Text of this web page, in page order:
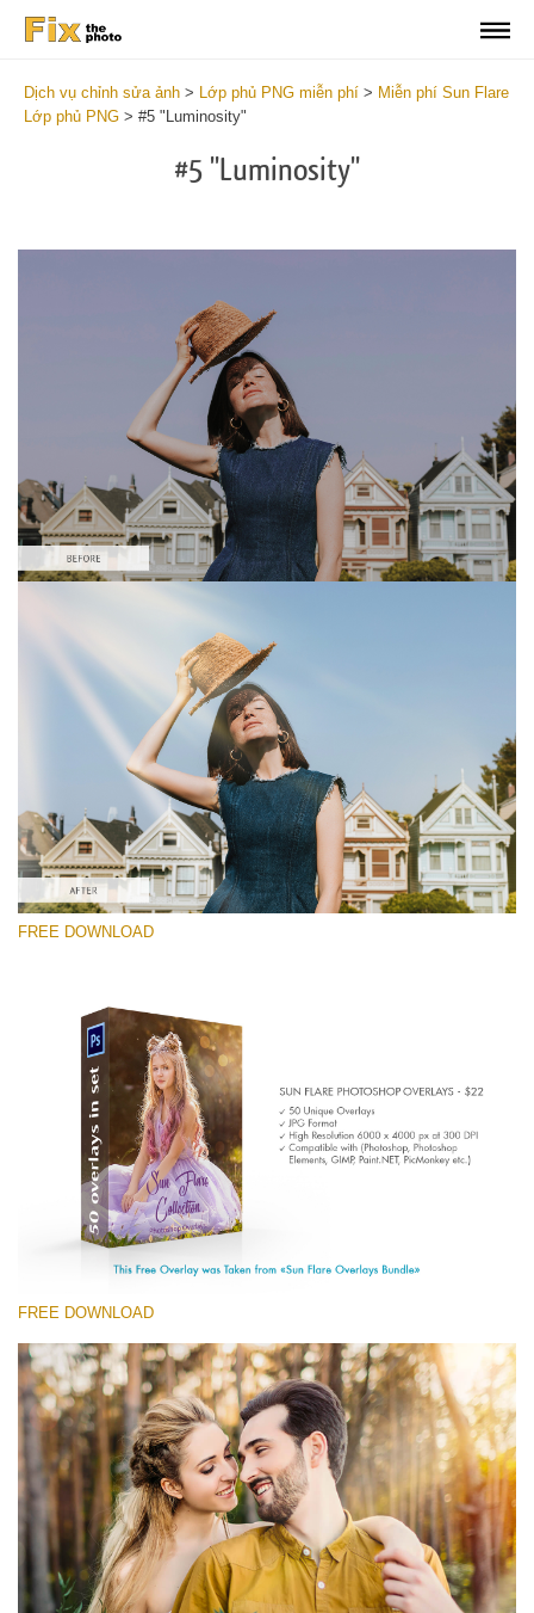
Dịch vụ chỉnh sửa ảnh > Lớp phủ PNG miễn phí > Miễn phí Sun Flare
Lớp phủ PNG > #5 "Luminosity"
#5 "Luminosity"
Xin hãy lựa chọn
Free PNG Overlay #5
Small 800*533px
Sun Flares
(50 Overlays)
Large 6000*4000px
Large 6000*4000px
Entire Collection
(1783 Overlays)
Large 6000*4000px
Tải xuống miễn phí
FREE DOWNLOAD
FREE DOWNLOAD